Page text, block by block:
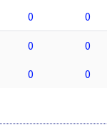
0 0
0 0
0 0